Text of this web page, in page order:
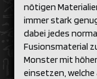
nötigen
immer stark
dabei jedes
Fusionsmaterial
Monster mit
einsetzen,